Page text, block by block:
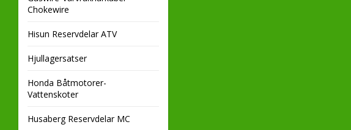
Chokewire
Hisun Reservdelar ATV
Hjullagersatser
Honda Båtmotorer-
Vattenskoter
Husaberg Reservdelar MC